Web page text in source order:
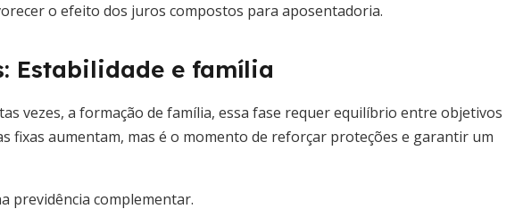
o efeito dos juros compostos para aposentadoria.
Estabilidade e família
vezes, a formação de família, essa fase requer equilíbrio entre objetivos
fixas aumentam, mas é o momento de reforçar proteções e garantir um
previdência complementar.